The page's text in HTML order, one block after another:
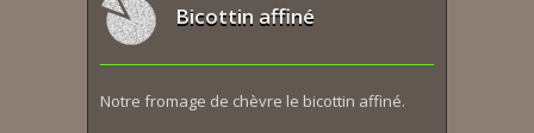
Bicottin affiné
Notre fromage de chèvre le bicottin affiné.